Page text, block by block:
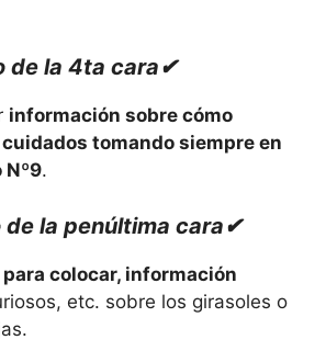
de la 4ta cara✔
información sobre cómo
tomando siempre en
Nº9.
de la penúltima cara✔
colocar, información
etc. sobre los girasoles o